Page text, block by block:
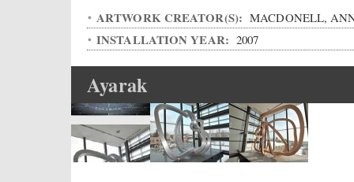
ARTWORK CREATOR(S): MACDONELL,
INSTALLATION YEAR: 2007
Ayarak